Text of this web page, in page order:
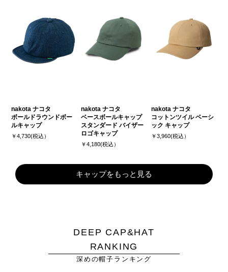
nakota ナコタ
ボールドラウンドボー
ルキャップ
￥4,730(税込）
nakota ナコタ
ベースボールキャップ
スタンダード バイザー
ロゴキャップ
￥4,180(税込）
nakota ナコタ
コットンツイル ベーシ
ック キャップ
￥3,960(税込）
キャップをもっと見る
DEEP CAP&HAT
RANKING
深めの帽子ランキング